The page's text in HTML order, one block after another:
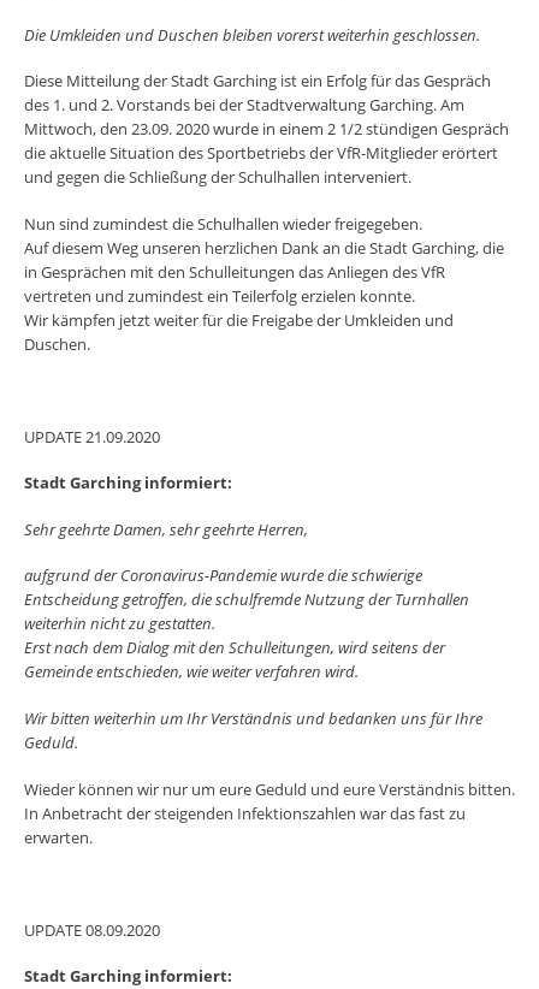
Die Umkleiden und Duschen bleiben vorerst weiterhin geschlossen.
Diese Mitteilung der Stadt Garching ist ein Erfolg für das Gespräch
des 1. und 2. Vorstands bei der Stadtverwaltung Garching. Am
Mittwoch, den 23.09. 2020 wurde in einem 2 1/2 stündigen Gespräch
die aktuelle Situation des Sportbetriebs der VfR-Mitglieder erörtert
und gegen die Schließung der Schulhallen interveniert.
Nun sind zumindest die Schulhallen wieder freigegeben.
Auf diesem Weg unseren herzlichen Dank an die Stadt Garching, die
in Gesprächen mit den Schulleitungen das Anliegen des VfR
vertreten und zumindest ein Teilerfolg erzielen konnte.
Wir kämpfen jetzt weiter für die Freigabe der Umkleiden und
Duschen.
UPDATE 21.09.2020
Stadt Garching informiert:
Sehr geehrte Damen, sehr geehrte Herren,
aufgrund der Coronavirus-Pandemie wurde die schwierige
Entscheidung getroffen, die schulfremde Nutzung der Turnhallen
weiterhin nicht zu gestatten.
Erst nach dem Dialog mit den Schulleitungen, wird seitens der
Gemeinde entschieden, wie weiter verfahren wird.
Wir bitten weiterhin um Ihr Verständnis und bedanken uns für Ihre
Geduld.
Wieder können wir nur um eure Geduld und eure Verständnis bitten.
In Anbetracht der steigenden Infektionszahlen war das fast zu
erwarten.
UPDATE 08.09.2020
Stadt Garching informiert: